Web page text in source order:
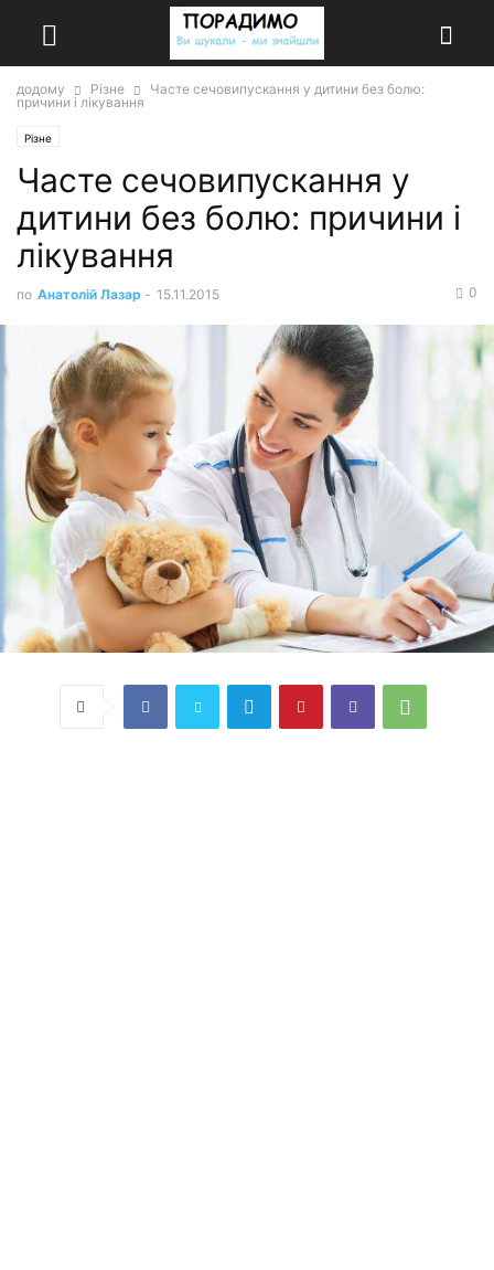
додому Різне
Часте сечовипускання у дитини без болю:
причини і лікування
Різне
Часте сечовипускання у
дитини без болю: причини і
лікування
по Анатолій Лазар - 15.11.2015 0